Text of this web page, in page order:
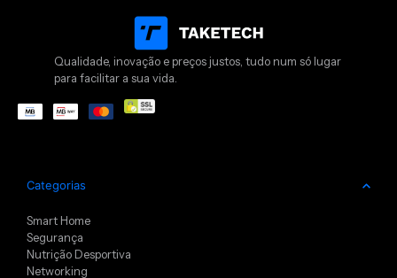
Qualidade, inovação e preços justos, tudo num só lugar
para facilitar a sua vida.
Categorias
Smart Home
Segurança
Nutrição Desportiva
Networking